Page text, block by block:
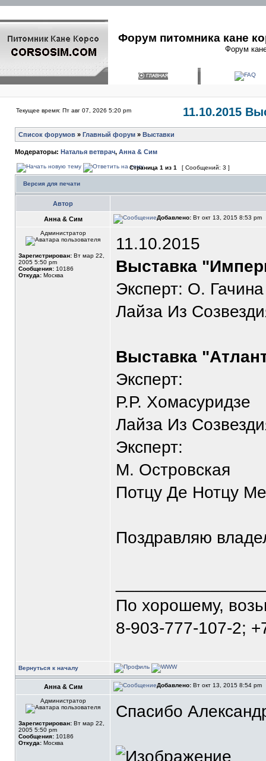
Форум питомника кане
Форум
Текущее время: Пт авг 07, 2026 5:20 pm 11.10.2015
Список форумов » Главный форум » Выставки
Модераторы: Наталья ветврач, Анна & Сим
Страница 1 из 1 [ Сообщений: 3 ]
Версия для печати
Автор
Анна & Сим Добавлено: Вт окт 13, 2015 8:53 pm
Администратор
Зарегистрирован: Вт мар 22,
2005 5:50 pm
Сообщения: 10186
Откуда: Москва
11.10.2015
Выставка
Эксперт: О. Гачина
Лайза Из
Выставка
Эксперт:
Р.Р. Хомасуридзе
Лайза Из
Эксперт:
М. Островская
Потцу Де Нотцу
Поздравляю
По хорошему,
8-903-777-107-2;
Вернуться к началу
Анна & Сим Добавлено: Вт окт 13, 2015 8:54 pm
Администратор
Зарегистрирован: Вт мар 22,
2005 5:50 pm
Сообщения: 10186
Откуда: Москва
Спасибо